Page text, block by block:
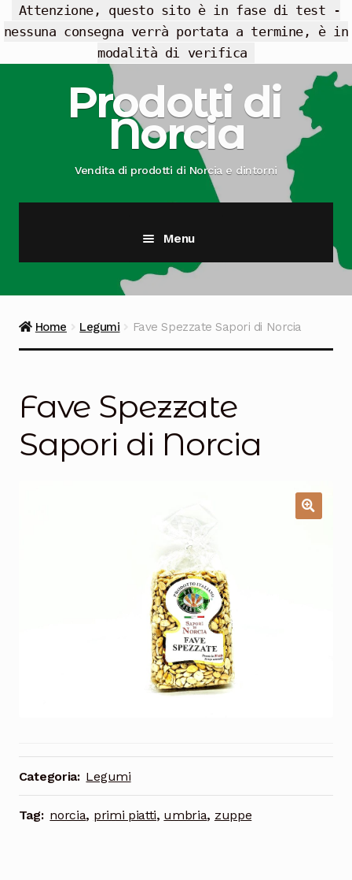
Attenzione, questo sito è in fase di test -
nessuna consegna verrà portata a termine, è in
modalità di verifica
navigazione
contenutoProdotti di
Norcia
Vendita di prodotti di Norcia e dintorni
Menu
Salumi
Legumi
Home Legumi Fave Spezzate Sapori di Norcia
Fave Spezzate
Sapori di Norcia
Categoria: Legumi
Tag: norcia, primi piatti, umbria, zuppe